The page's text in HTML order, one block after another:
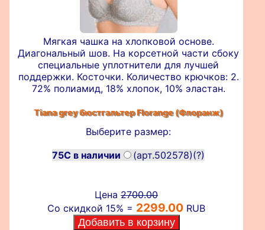
Мягкая чашка на хлопковой основе.
Диагональный шов. На корсетной части сбоку
специальные уплотнители для лучшей
поддержки. Косточки. Количество крючков: 2.
72% полиамид, 18% хлопок, 10% эластан.
Tiana grey бюстгальтерFlorange (Флоранж)
Выберите размер:
75C в наличии
(арт.502578)(?)
Цена2700.00
Со скидкой 15% = 2299.00 RUB